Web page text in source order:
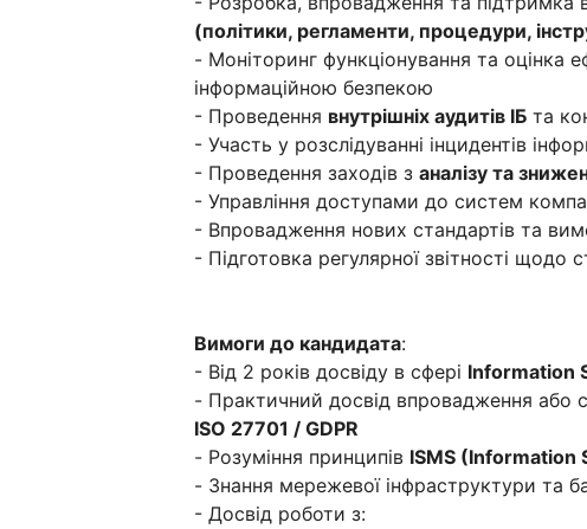
(політики, регламенти, процедури,
- Моніторинг функціонування та оцінка
інформаційною безпекою
- Проведення внутрішніх аудитів ІБ та
- Участь у розслідуванні інцидентів
- Проведення заходів з аналізу та
- Управління доступами до систем
- Впровадження нових стандартів та
- Підготовка регулярної звітності щодо
Вимоги до кандидата:
- Від 2 років досвіду в сфері Information
- Практичний досвід впровадження або
ISO 27701 / GDPR
- Розуміння принципів ISMS (Information
- Знання мережевої інфраструктури та
- Досвід роботи з: